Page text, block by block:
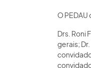
O
Drs. Roni
gerais;